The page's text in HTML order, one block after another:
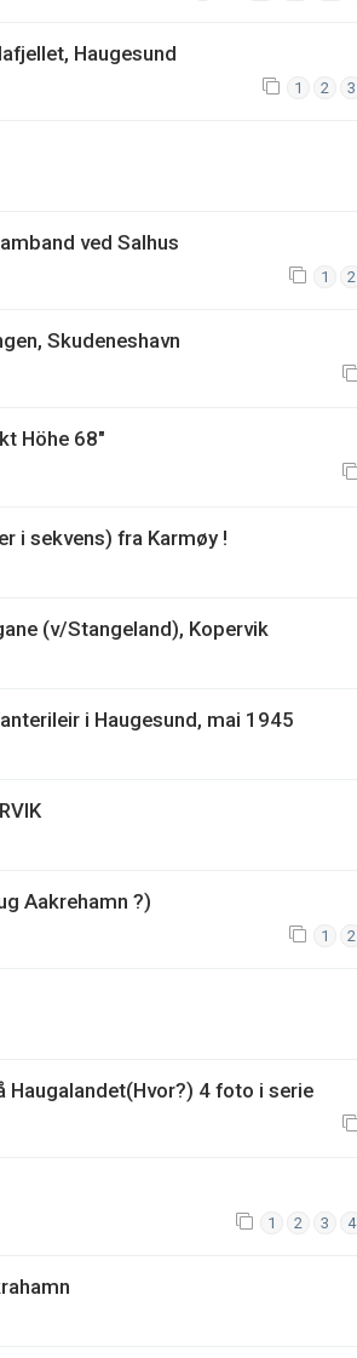
Haugesund
1 2 3
ved Salhus
1 2
Skudeneshavn
Höhe 68"
i sekvens) fra Karmøy !
(v/Stangeland), Kopervik
i Haugesund, mai 1945
Aakrehamn ?)
1 2
Haugalandet(Hvor?) 4 foto i serie
1 2 3 4